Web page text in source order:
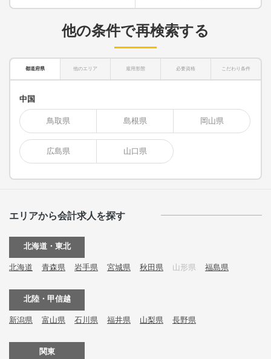
他の条件で再検索する
都道府県 他のエリア 雇用形態 必要資格 こだわり条件
中国
鳥取県 島根県 岡山県
広島県 山口県
エリアから会計求人を探す
北海道・東北
北海道 青森県 岩手県 宮城県 秋田県 山形県 福島県
北陸・甲信越
新潟県 富山県 石川県 福井県 山梨県 長野県
関東